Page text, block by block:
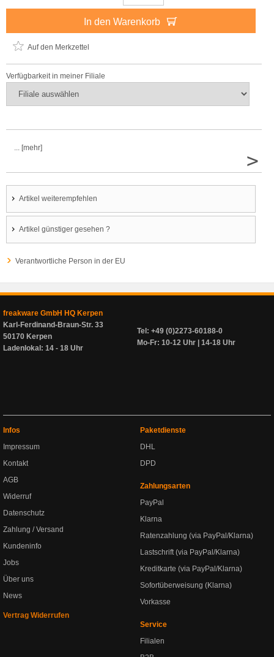
In den Warenkorb
Auf den Merkzettel
Verfügbarkeit in meiner Filiale
... [mehr]
>
Artikel weiterempfehlen
Artikel günstiger gesehen ?
Verantwortliche Person in der EU
freakware GmbH HQ Kerpen
Karl-Ferdinand-Braun-Str. 33
50170 Kerpen
Ladenlokal: 14 - 18 Uhr
Tel: +49 (0)2273-60188-0
Mo-Fr: 10-12 Uhr | 14-18 Uhr
Infos
Impressum
Kontakt
AGB
Widerruf
Datenschutz
Zahlung / Versand
Kundeninfo
Jobs
Über uns
News
Vertrag Widerrufen
Paketdienste
DHL
DPD
Zahlungsarten
PayPal
Klarna
Ratenzahlung (via PayPal/Klarna)
Lastschrift (via PayPal/Klarna)
Kreditkarte (via PayPal/Klarna)
Sofortüberweisung (Klarna)
Vorkasse
Service
Filialen